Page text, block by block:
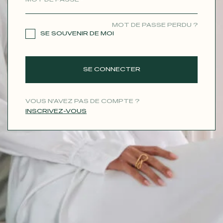
MOT DE PASSE PERDU ?
SE SOUVENIR DE MOI
SE CONNECTER
VOUS N'AVEZ PAS DE COMPTE ?
INSCRIVEZ-VOUS